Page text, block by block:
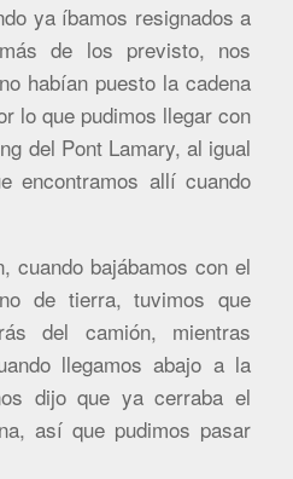
ya íbamos resignados a
de los previsto, nos
habían puesto la cadena
lo que pudimos llegar con
del Pont Lamary, al igual
encontramos allí cuando
cuando bajábamos con el
de tierra, tuvimos que
del camión, mientras
llegamos abajo a la
dijo que ya cerraba el
así que pudimos pasar